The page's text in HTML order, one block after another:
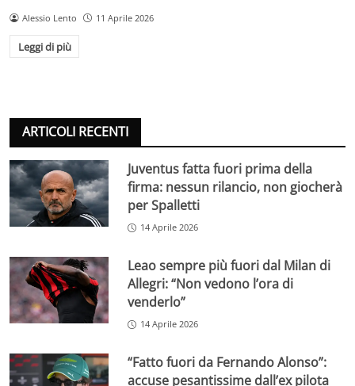
Alessio Lento 11 Aprile 2026
Leggi di più
ARTICOLI RECENTI
Juventus fatta fuori prima della
firma: nessun rilancio, non giocherà
per Spalletti
14 Aprile 2026
Leao sempre più fuori dal Milan di
Allegri: “Non vedono l’ora di
venderlo”
14 Aprile 2026
“Fatto fuori da Fernando Alonso”:
accuse pesantissime dall’ex pilota